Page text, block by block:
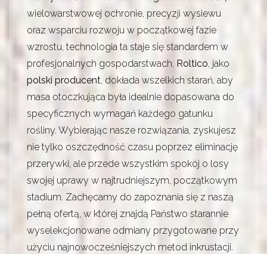
wielowarstwowej ochronie, precyzji wysiewu
oraz wsparciu rozwoju w początkowej fazie
wzrostu, technologia ta staje się standardem w
profesjonalnych gospodarstwach. Roltico, jako
polski producent, dokłada wszelkich starań, aby
masa otoczkująca była idealnie dopasowana do
specyficznych wymagań każdego gatunku
rośliny. Wybierając nasze rozwiązania, zyskujesz
nie tylko oszczędność czasu poprzez eliminację
przerywki, ale przede wszystkim spokój o losy
swojej uprawy w najtrudniejszym, początkowym
stadium. Zachęcamy do zapoznania się z naszą
pełną ofertą, w której znajdą Państwo starannie
wyselekcjonowane odmiany przygotowane przy
użyciu najnowocześniejszych metod inkrustacji.